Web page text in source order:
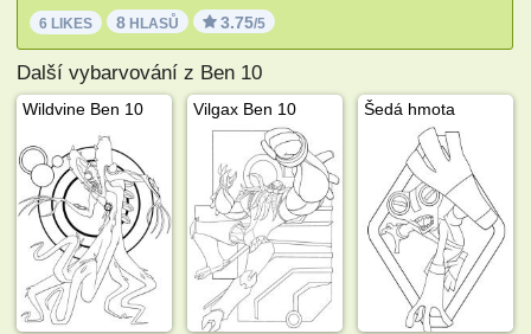
6 LIKES 8 HLASŮ 3.75/5
Další vybarvování z Ben 10
Wildvine Ben 10 Vilgax Ben 10 Šedá hmota